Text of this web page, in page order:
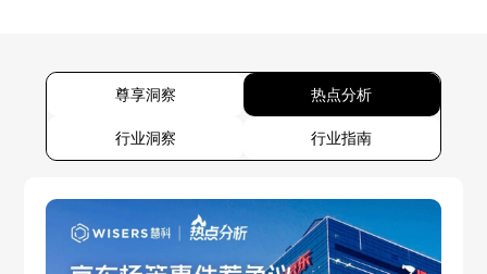
尊享洞察 热点分析
行业洞察 行业指南